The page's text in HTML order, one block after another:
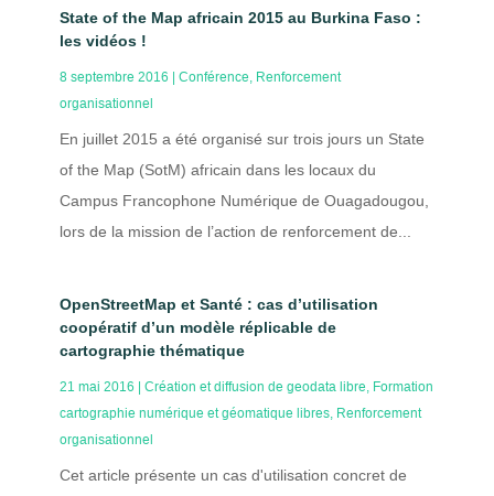
State of the Map africain 2015 au Burkina Faso :
les vidéos !
8 septembre 2016 Conférence, Renforcement
organisationnel
En juillet 2015 a été organisé sur trois jours un State
of the Map (SotM) africain dans les locaux du
Campus Francophone Numérique de Ouagadougou,
lors de la mission de l’action de renforcement de...
OpenStreetMap et Santé : cas d’utilisation
coopératif d’un modèle réplicable de
cartographie thématique
21 mai 2016 Création et diffusion de geodata libre, Formation
cartographie numérique et géomatique libres, Renforcement
organisationnel
Cet article présente un cas d'utilisation concret de